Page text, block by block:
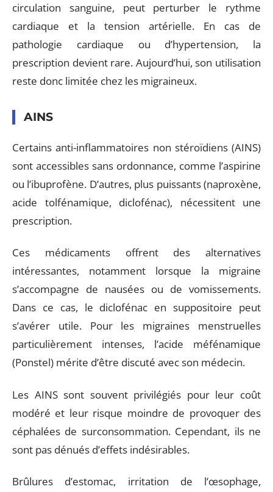
circulation sanguine, peut perturber le rythme
cardiaque et la tension artérielle. En cas de
pathologie cardiaque ou d’hypertension, la
prescription devient rare. Aujourd’hui, son utilisation
reste donc limitée chez les migraineux.
AINS
Certains anti-inflammatoires non stéroïdiens (AINS)
sont accessibles sans ordonnance, comme l’aspirine
ou l’ibuprofène. D’autres, plus puissants (naproxène,
acide tolfénamique, diclofénac), nécessitent une
prescription.
Ces médicaments offrent des alternatives
intéressantes, notamment lorsque la migraine
s’accompagne de nausées ou de vomissements.
Dans ce cas, le diclofénac en suppositoire peut
s’avérer utile. Pour les migraines menstruelles
particulièrement intenses, l’acide méfénamique
(Ponstel) mérite d’être discuté avec son médecin.
Les AINS sont souvent privilégiés pour leur coût
modéré et leur risque moindre de provoquer des
céphalées de surconsommation. Cependant, ils ne
sont pas dénués d’effets indésirables.
Brûlures d’estomac, irritation de l’œsophage,